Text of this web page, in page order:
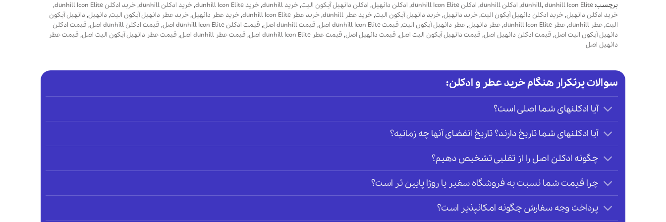
برچسب: dunhill,dunhill Icon Elite
, ادکلن dunhill , ادکلن dunhill Icon Elite , ادکلن دانهیل, ادکلن دانهیل آیکون الیت,خرید dunhill ,خرید dunhill Icon Elite ,خرید ادکلن dunhill ,خرید ادکلن dunhill Icon Elite
,
خرید ادکلن دانهیل,خرید ادکلن دانهیل آیکون الیت,خرید دانهیل,خرید دانهیل آیکون الیت,خرید عطر dunhill ,خرید عطر dunhill Icon Elite ,خرید عطر دانهیل,خرید عطر دانهیل آیکون الیت, دانهیل, دانهیل آیکون
الیت,عطر dunhill ,عطر dunhill Icon Elite ,عطر دانهیل,عطر دانهیل آیکون الیت, قیمت dunhill Icon Elite اصل , قیمت dunhill اصل , قیمت ادکلن dunhill Icon Elite اصل , قیمت ادکلن dunhill اصل , قیمت ادکلن
دانهیل آیکون الیت اصل, قیمت ادکلن دانهیل اصل, قیمت دانهیل آیکون الیت اصل, قیمت دانهیل اصل, قیمت عطر dunhill Icon Elite اصل , قیمت عطر dunhill اصل , قیمت عطر دانهیل آیکون الیت اصل, قیمت عطر
دانهیل اصل
سوالات پرتکرار هنگام خرید عطر و ادکلن:
آیا ادکلنهای شما اصلی است؟
آیا ادکلنهای شما تاریخ دارند؟ تاریخ انقضای آنها چه زمانیه؟
چگونه ادکلن اصل را از تقلبی تشخیص دهیم؟
چرا قیمت شما نسبت به فروشگاه سفیر یا روژا پایین تر است؟
پرداخت وجه سفارش چگونه امکانپذیر است؟